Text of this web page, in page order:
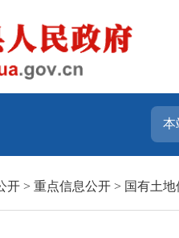
开 > 重点信息公开 > 国有土